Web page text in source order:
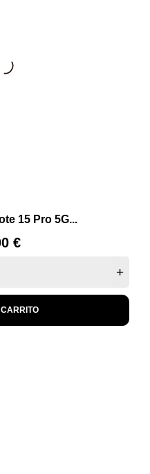
15 Pro 5G...
€
+